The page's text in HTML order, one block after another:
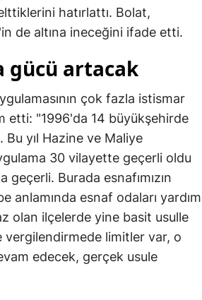
Yalova
Karabük
Kilis
Osmaniye
Düzce
hatırlattı. Bolat,
de altına ineceğini ifade etti.
gücü artacak
çok fazla istismar
etti: "1996'da 14 büyükşehirde
yıl Hazine ve Maliye
30 vilayette geçerli oldu
Burada esnafımızın
anlamında esnaf odaları yardım
olan ilçelerde yine basit usulle
vergilendirmede limitler var, o
edecek, gerçek usule